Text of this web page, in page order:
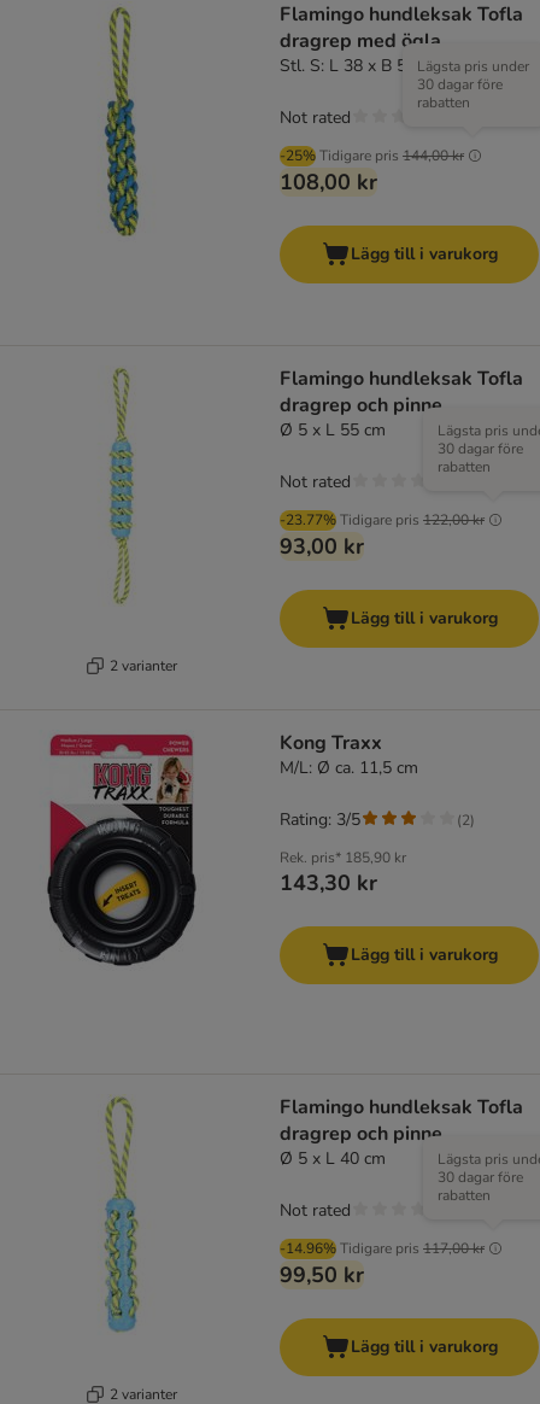
Flamingo hundleksak Tofla
dragrep med ögla
Stl. S: L 38 x B 5 x H 5 cm
-25%Tidigare pris 144,00 kr
Lägsta pris under
30 dagar före
rabatten
108,00 kr
Not rated
Lägg till i varukorg
2 varianter
Flamingo hundleksak Tofla
dragrep och pinne
Ø 5 x L 55 cm
-23.77%Tidigare pris 122,00 kr
Lägsta pris
30 dagar före
rabatten
93,00 kr
Not rated
Lägg till i varukorg
Kong Traxx
M/L: Ø ca. 11,5 cm
Rek. pris* 185,90 kr
143,30 kr
Rating: 3/5 (2)
Lägg till i varukorg
2 varianter
Flamingo hundleksak Tofla
dragrep och pinne
Ø 5 x L 40 cm
-14.96%Tidigare pris 117,00 kr
Lägsta pris
30 dagar före
rabatten
99,50 kr
Not rated
Lägg till i varukorg